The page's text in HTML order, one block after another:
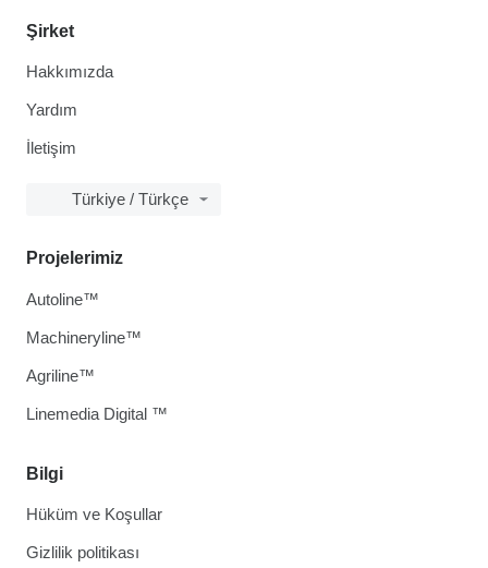
Şirket
Hakkımızda
Yardım
İletişim
Türkiye / Türkçe
Bilgi
Hüküm ve Koşullar
Gizlilik politikası
Projelerimiz
Autoline™
Machineryline™
Agriline™
Linemedia Digital ™